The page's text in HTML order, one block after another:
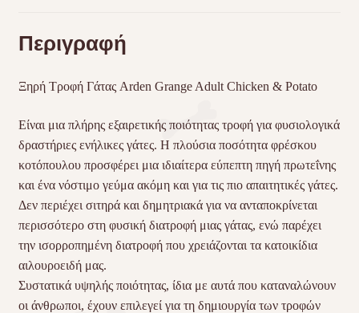
Περιγραφή
Ξηρή Τροφή Γάτας Arden Grange Adult Chicken & Potato
Είναι μια πλήρης εξαιρετικής ποιότητας τροφή για φυσιολογικά
δραστήριες ενήλικες γάτες. Η πλούσια ποσότητα φρέσκου
κοτόπουλου προσφέρει μια ιδιαίτερα εύπεπτη πηγή πρωτεΐνης
και ένα νόστιμο γεύμα ακόμη και για τις πιο απαιτητικές γάτες.
Δεν περιέχει σιτηρά και δημητριακά για να ανταποκρίνεται
περισσότερο στη φυσική διατροφή μιας γάτας, ενώ παρέχει
την ισορροπημένη διατροφή που χρειάζονται τα κατοικίδια
αιλουροειδή μας.
Συστατικά υψηλής ποιότητας, ίδια με αυτά που καταναλώνουν
οι άνθρωποι, έχουν επιλεγεί για τη δημιουργία των τροφών